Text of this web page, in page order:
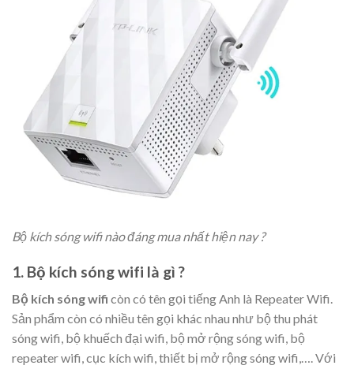
Bộ kích sóng wifi nào đáng mua nhất hiện nay ?
1. Bộ kích sóng wifi là gì ?
Bộ kích sóng wifi còn có tên gọi tiếng Anh là Repeater Wifi.
Sản phẩm còn có nhiều tên gọi khác nhau như bộ thu phát
sóng wifi, bộ khuếch đại wifi, bộ mở rộng sóng wifi, bộ
repeater wifi, cục kích wifi, thiết bị mở rộng sóng wifi,…. Với